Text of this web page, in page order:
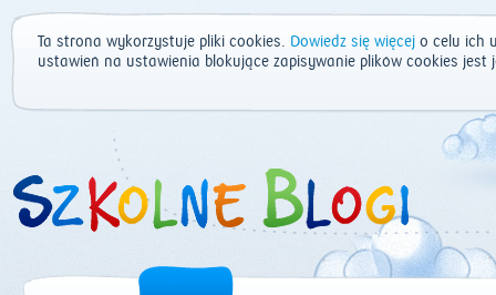
Ta strona wykorzystuje pliki cookies. Dowiedz się więcej o celu ich
ustawień na ustawienia blokujące zapisywanie plików cookies